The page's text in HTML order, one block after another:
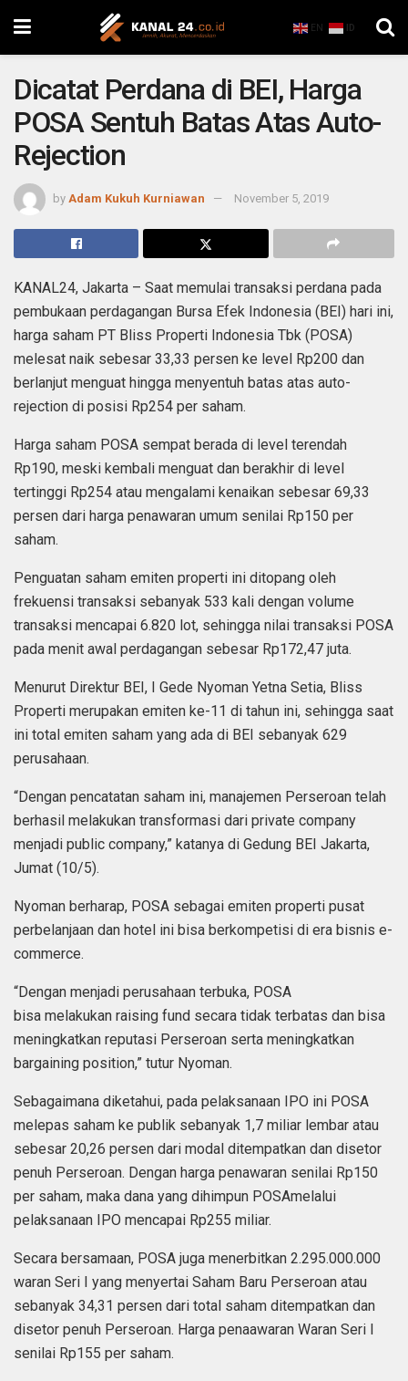
EN ID
Dicatat Perdana di BEI, Harga
POSA Sentuh Batas Atas Auto-
Rejection
by Adam Kukuh Kurniawan November 5, 2019
KANAL24, Jakarta – Saat memulai transaksi perdana pada
pembukaan perdagangan Bursa Efek Indonesia (BEI) hari ini,
harga saham PT Bliss Properti Indonesia Tbk (POSA)
melesat naik sebesar 33,33 persen ke level Rp200 dan
berlanjut menguat hingga menyentuh batas atas auto-
rejection di posisi Rp254 per saham.
Harga saham POSA sempat berada di level terendah
Rp190, meski kembali menguat dan berakhir di level
tertinggi Rp254 atau mengalami kenaikan sebesar 69,33
persen dari harga penawaran umum senilai Rp150 per
saham.
Penguatan saham emiten properti ini ditopang oleh
frekuensi transaksi sebanyak 533 kali dengan volume
transaksi mencapai 6.820 lot, sehingga nilai transaksi POSA
pada menit awal perdagangan sebesar Rp172,47 juta.
Menurut Direktur BEI, I Gede Nyoman Yetna Setia, Bliss
Properti merupakan emiten ke-11 di tahun ini, sehingga saat
ini total emiten saham yang ada di BEI sebanyak 629
perusahaan.
“Dengan pencatatan saham ini, manajemen Perseroan telah
berhasil melakukan transformasi dari private company
menjadi public company,” katanya di Gedung BEI Jakarta,
Jumat (10/5).
Nyoman berharap, POSA sebagai emiten properti pusat
perbelanjaan dan hotel ini bisa berkompetisi di era bisnis e-
commerce.
“Dengan menjadi perusahaan terbuka, POSA
bisa melakukan raising fund secara tidak terbatas dan bisa
meningkatkan reputasi Perseroan serta meningkatkan
bargaining position,” tutur Nyoman.
Sebagaimana diketahui, pada pelaksanaan IPO ini POSA
melepas saham ke publik sebanyak 1,7 miliar lembar atau
sebesar 20,26 persen dari modal ditempatkan dan disetor
penuh Perseroan. Dengan harga penawaran senilai Rp150
per saham, maka dana yang dihimpun POSAmelalui
pelaksanaan IPO mencapai Rp255 miliar.
Secara bersamaan, POSA juga menerbitkan 2.295.000.000
waran Seri I yang menyertai Saham Baru Perseroan atau
sebanyak 34,31 persen dari total saham ditempatkan dan
disetor penuh Perseroan. Harga penaawaran Waran Seri I
senilai Rp155 per saham.